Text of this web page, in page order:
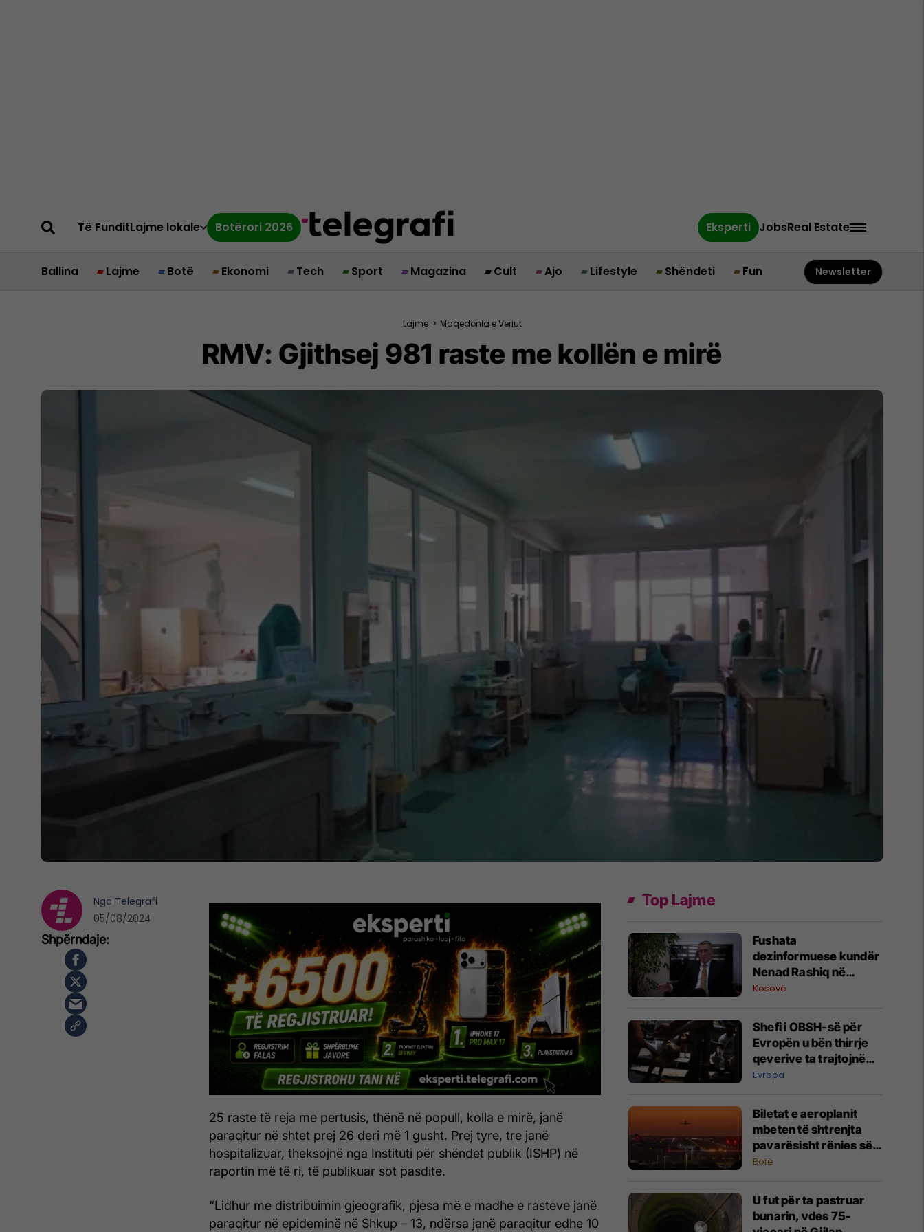
Të FunditLajme lokale Botërori 2026 Eksperti JobsReal Estate
Ballina Lajme Botë Ekonomi Tech Sport Magazina Cult Ajo Lifestyle Shëndeti Fun Newsletter
Lajme > Maqedonia e Veriut
RMV: Gjithsej 981 raste me kollën e mirë
25 raste të reja me pertusis, thënë në popull, kolla e mirë, janë
paraqitur në shtet prej 26 deri më 1 gusht. Prej tyre, tre janë
hospitalizuar, theksojnë nga Instituti për shëndet publik (ISHP) në
raportin më të ri, të publikuar sot pasdite.
“Lidhur me distribuimin gjeografik, pjesa më e madhe e rasteve janë
paraqitur në epideminë në Shkup – 13, ndërsa janë paraqitur edhe 10
Nga Telegrafi
05/08/2024
Top Lajme
Fushata
dezinformuese kundër
Nenad Rashiq në
mediat e kontrolluara
Kosovë
Shefi i OBSH-së për
Evropën u bën thirrje
qeverive ta trajtojnë
nxehtësinë ekstreme si
shëndetësore'
Evropa
Biletat e aeroplanit
mbeten të shtrenjta
pavarësisht rënies së
çmimeve të
Botë
U fut për ta pastruar
bunarin, vdes 75-